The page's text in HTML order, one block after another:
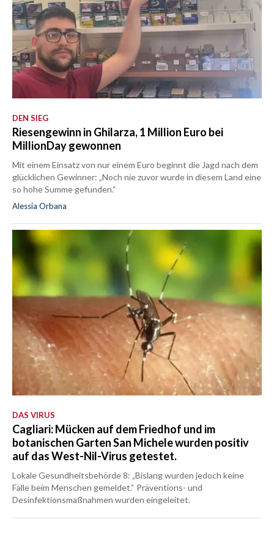
DEN SIEG
Riesengewinn in Ghilarza, 1 Million Euro bei
MillionDay gewonnen
Mit einem Einsatz von nur einem Euro beginnt die Jagd nach dem
glücklichen Gewinner: „Noch nie zuvor wurde in diesem Land eine
so hohe Summe gefunden.“
Alessia Orbana
DAS VIRUS
Cagliari: Mücken auf dem Friedhof und im
botanischen Garten San Michele wurden positiv
auf das West-Nil-Virus getestet.
Lokale Gesundheitsbehörde 8: „Bislang wurden jedoch keine
Fälle beim Menschen gemeldet.“ Präventions- und
Desinfektionsmaßnahmen wurden eingeleitet.